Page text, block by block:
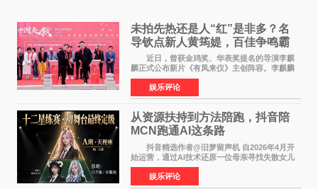
未拍先热还是人“红”是非多？名
导钦点新人黄筠媞，百佳争鸣霸
气回应
近日，曾获金鸡奖、华表奖提名的导演李麒
麟正式公布新片《有凤来仪》主创阵容。李麒麟
早年凭电影《华容道》获得金鸡奖、华表奖提
名，此后长期参与国内外电影制作，其担任制片
人参与的作品亦曾
娱乐评论
从资源扶持到方法陪跑，抖音陪
MCN跑通AI这条路
抖音精选作者@旧梦留声机 自2026年4月开
始运营，通过AI技术还原一位母亲寻找失散女儿
的故事，凭借强情感表达获得大量用户关注，发
布仅21小时便获得超1亿曝光、超1000万互动。
此后，账号持续沿
娱乐评论